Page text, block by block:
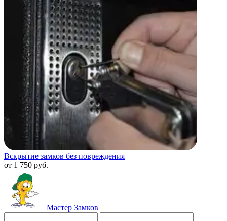
Вскрытие замков без повреждения
от 1 750 руб.
Мастер Замков